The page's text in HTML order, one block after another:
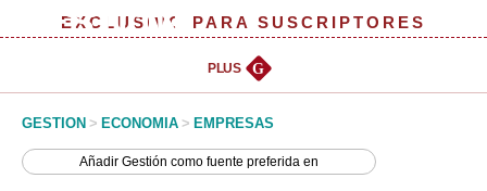
Management & Empleo
EXCLUSIVO PARA SUSCRIPTORES
PLUS G
GESTION > ECONOMIA > EMPRESAS
AñadirGestión como fuente preferida en